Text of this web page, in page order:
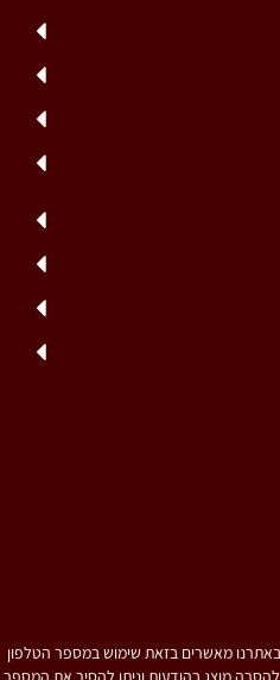
באתרנו מאשרים בזאת שימוש במספר הטלפון